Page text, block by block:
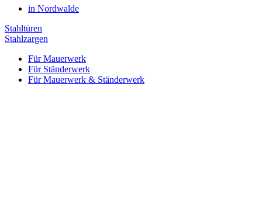
in Nordwalde
Stahltüren
Stahlzargen
Für Mauerwerk
Für Ständerwerk
Für Mauerwerk & Ständerwerk